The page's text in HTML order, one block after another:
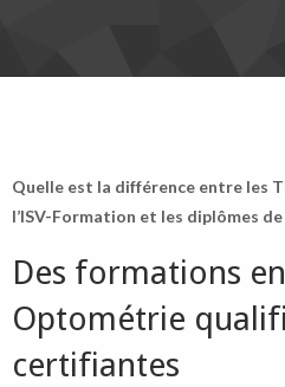
Quelle est la différence entre les
l’ISV-Formation et les diplômes
Des formations en
Optométrie
certifiantes